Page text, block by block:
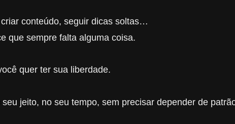
conteúdo, seguir dicas soltas…
que sempre falta alguma coisa.
quer ter sua liberdade.
jeito, no seu tempo, sem precisar depender de